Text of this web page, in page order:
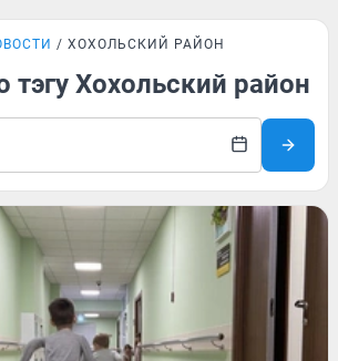
ХОХОЛЬСКИЙ РАЙОН
тэгу Хохольский район